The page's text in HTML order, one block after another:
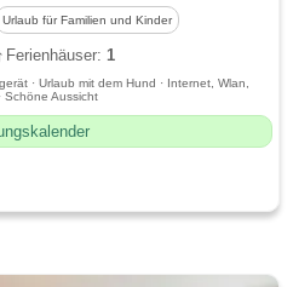
Urlaub für Familien und Kinder
Ferienhäuser:1
· Urlaub mit dem Hund · Internet, Wlan,
Schöne Aussicht